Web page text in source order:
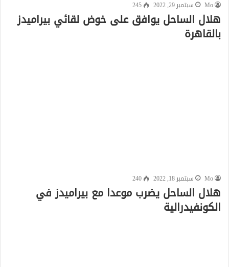
Mo سبتمبر 29, 2022 245
هلال الساحل يوافق على خوض لقائي بيراميدز
بالقاهرة
Mo سبتمبر 18, 2022 240
هلال الساحل يضرب موعدا مع بيراميدز في
الكونفيدرالية